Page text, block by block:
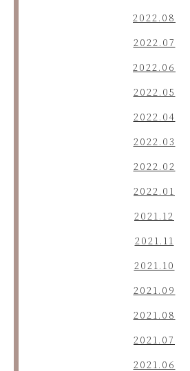
2022.08
2022.07
2022.06
2022.05
2022.04
2022.03
2022.02
2022.01
2021.12
2021.11
2021.10
2021.09
2021.08
2021.07
2021.06